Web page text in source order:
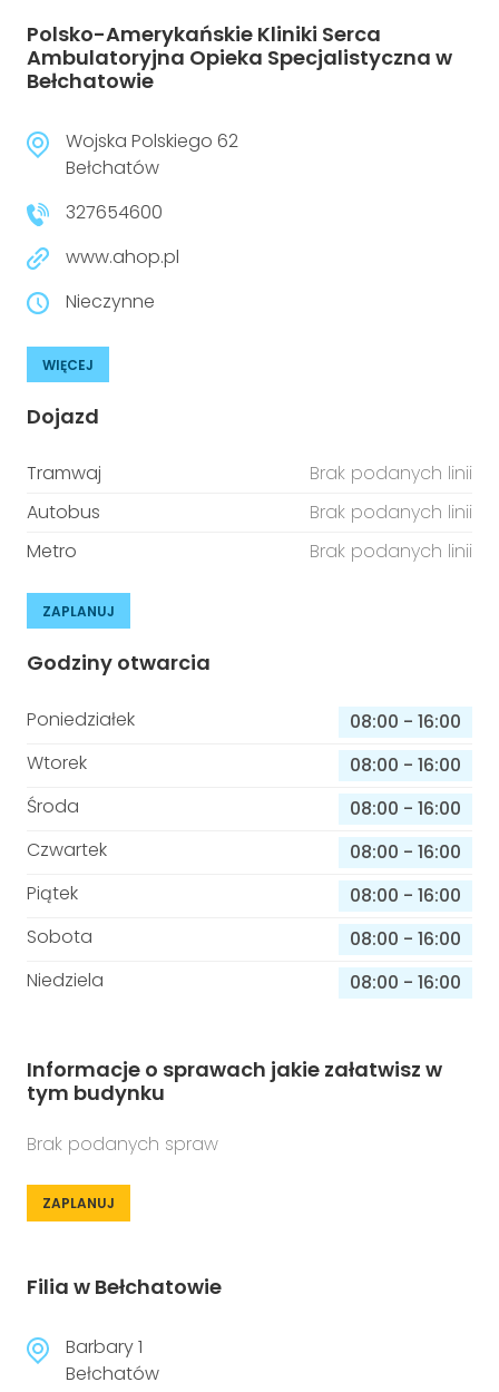
Polsko-Amerykańskie Kliniki Serca
Ambulatoryjna Opieka Specjalistyczna w
Bełchatowie
Wojska Polskiego 62
Bełchatów
327654600
www.ahop.pl
Nieczynne
WIĘCEJ
Dojazd
Tramwaj
Brak podanych linii
Autobus
Brak podanych linii
Metro
Brak podanych linii
ZAPLANUJ
Godziny otwarcia
Poniedziałek 08:00 - 16:00
Wtorek
08:00 - 16:00
Środa
08:00 - 16:00
Czwartek
08:00 - 16:00
Piątek
08:00 - 16:00
Sobota
08:00 - 16:00
Niedziela
08:00 - 16:00
Informacje o sprawach jakie załatwisz w
tym budynku
Brak podanych spraw
ZAPLANUJ
Filia w Bełchatowie
Barbary 1
Bełchatów